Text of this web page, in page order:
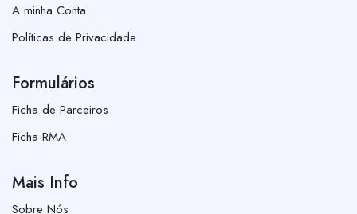
A minha Conta
Políticas de Privacidade
Formulários
Ficha de Parceiros
Ficha RMA
Mais Info
Sobre Nós